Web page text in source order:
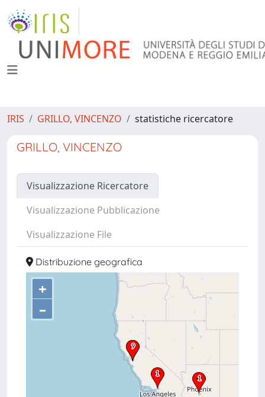
IRIS GRILLO, VINCENZO statistiche ricercatore
GRILLO, VINCENZO
Visualizzazione Ricercatore
Visualizzazione Pubblicazione
Visualizzazione File
Distribuzione geografica
+
–